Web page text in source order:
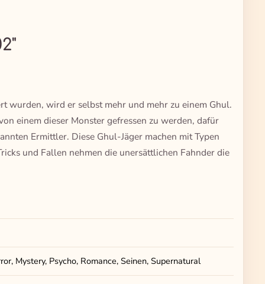
wurden, wird er selbst mehr und mehr zu einem Ghul.
einem dieser Monster gefressen zu werden, dafür
Ermittler. Diese Ghul-Jäger machen mit Typen
und Fallen nehmen die unersättlichen Fahnder die
Mystery, Psycho, Romance, Seinen, Supernatural